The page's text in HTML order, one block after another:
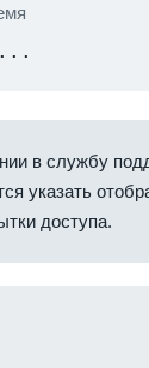
в службу
указать
доступа.